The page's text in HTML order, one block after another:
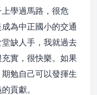
學過馬路，很危
為中正國小的交通
缺人手，我就過去
實，很快樂。如果
勉自己可以發揮生
貢獻。